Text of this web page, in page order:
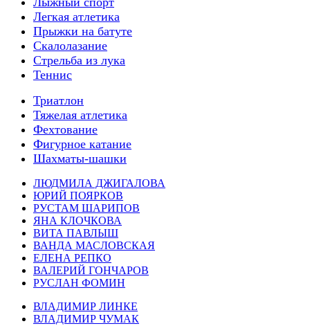
Легкая атлетика
Прыжки на батуте
Скалолазание
Стрельба из лука
Теннис
Триатлон
Тяжелая атлетика
Фехтование
Фигурное катание
Шахматы-шашки
ЛЮДМИЛА ДЖИГАЛОВА
ЮРИЙ ПОЯРКОВ
РУСТАМ ШАРИПОВ
ЯНА КЛОЧКОВА
ВИТА ПАВЛЫШ
ВАНДА МАСЛОВСКАЯ
ЕЛЕНА РЕПКО
ВАЛЕРИЙ ГОНЧАРОВ
РУСЛАН ФОМИН
ВЛАДИМИР ЛИНКЕ
ВЛАДИМИР ЧУМАК